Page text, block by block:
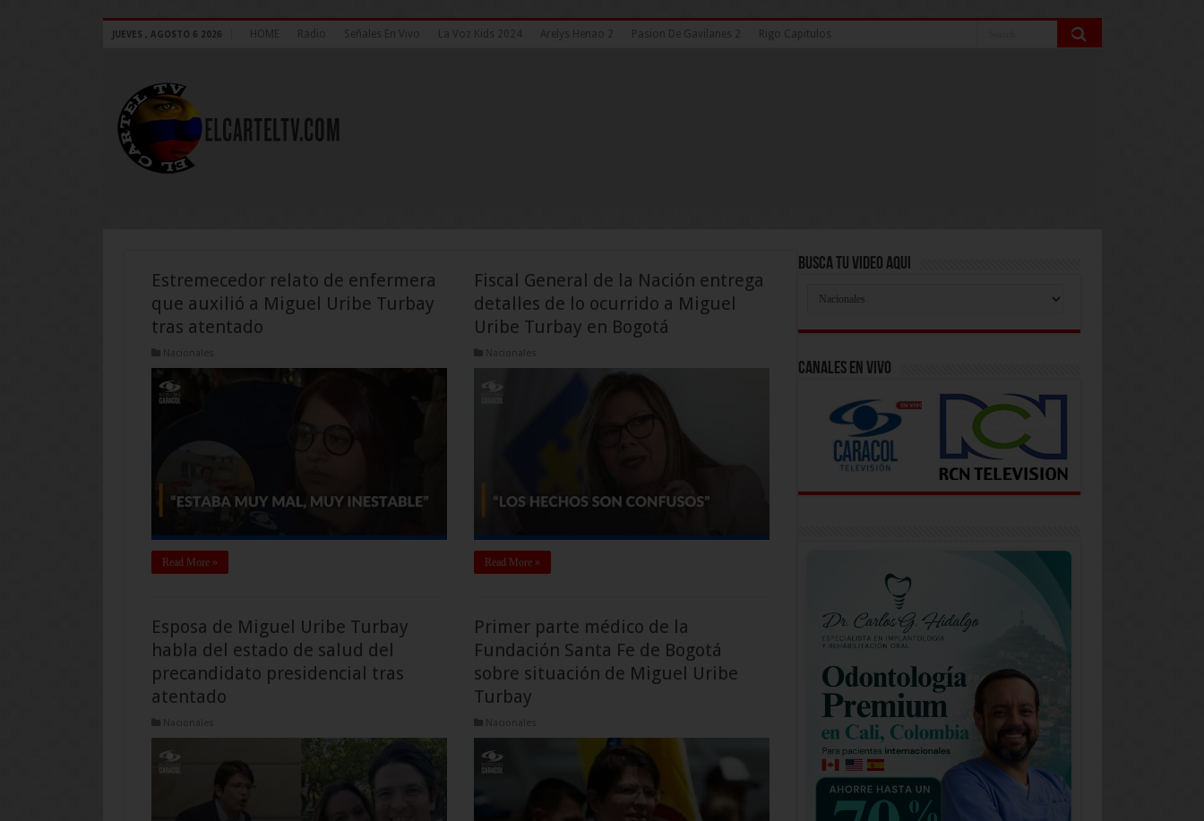
JUEVES , AGOSTO 6 2026 HOME Radio Señales En Vivo La Voz Kids 2024 Arelys Henao 2 Pasion De Gavilanes 2 Rigo Capitulos
Estremecedor relato de enfermera
que auxilió a Miguel Uribe Turbay
tras atentado
Nacionales
Read More »
Fiscal General de la Nación entrega
detalles de lo ocurrido a Miguel
Uribe Turbay en Bogotá
Nacionales
Read More »
Esposa de Miguel Uribe Turbay
habla del estado de salud del
precandidato presidencial tras
atentado
Nacionales
Primer parte médico de la
Fundación Santa Fe de Bogotá
sobre situación de Miguel Uribe
Turbay
Nacionales
Busca Tu Video Aqui
Aqui
Canales En Vivo